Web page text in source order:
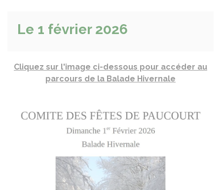
Le 1 février 2026
Cliquez sur l'image ci-dessous pour accéder au
parcours de la Balade Hivernale